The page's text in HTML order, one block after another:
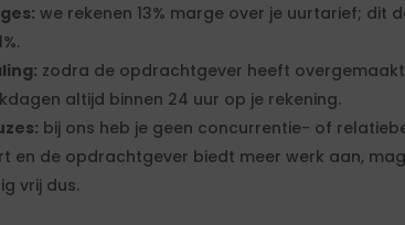
we rekenen 13% marge over je uurtarief; dit
zodra de opdrachtgever heeft
altijd binnen 24 uur op je rekening.
bij ons heb je geen concurrentie- of
en de opdrachtgever biedt meer werk aan,
vrij dus.